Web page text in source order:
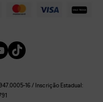
16 / Inscrição Estadual: